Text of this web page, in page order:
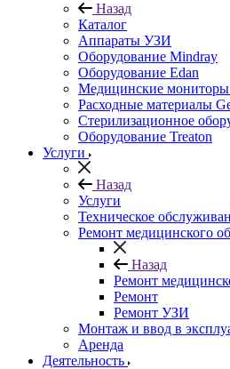
Назад
Каталог
Аппараты УЗИ
Оборудование Mindray
Оборудование Edan
Медицинские мониторы
Расходные материалы
Стерилизационное
Оборудование Treaton
Услуги
Назад
Услуги
Техническое
Ремонт медицинского
Назад
Ремонт
Ремонт
Ремонт УЗИ
Монтаж и ввод в
Аренда
Деятельность